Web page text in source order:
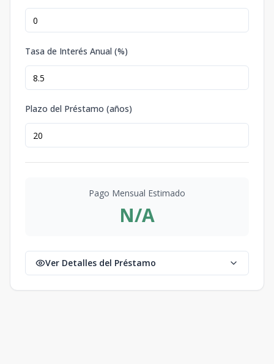
Tasa de Interés Anual (%)
Plazo del Préstamo (años)
Pago Mensual Estimado
N/A
Ver Detalles del Préstamo